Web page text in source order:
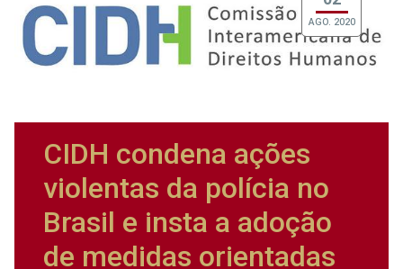
AGO. 2020
CIDH condena ações
violentas da polícia no
Brasil e insta a adoção
de medidas orientadas